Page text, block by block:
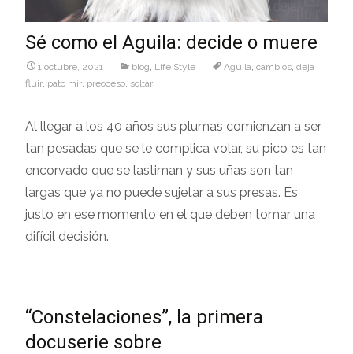
Sé como el Aguila: decide o muere
1 octubre, 2021 blog Life Style Aguila cambios deja
fluir pato mir preoceso soltar
Al llegar a los 40 años sus plumas comienzan a ser
tan pesadas que se le complica volar, su pico es tan
encorvado que se lastiman y sus uñas son tan
largas que ya no puede sujetar a sus presas. Es
justo en ese momento en el que deben tomar una
difícil decisión.
“Constelaciones”, la primera
docuserie sobre